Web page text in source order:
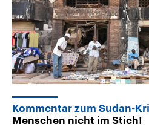
Kommentar zum Sudan-
Menschen nicht im Stich!